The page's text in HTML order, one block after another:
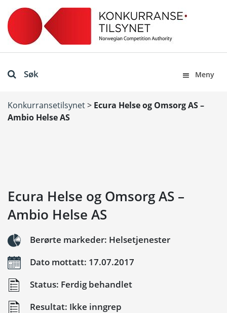
Søk Meny
Konkurransetilsynet> Ecura Helse og Omsorg AS –
Ambio Helse AS
Ecura Helse og Omsorg AS –
Ambio Helse AS
Berørte markeder: Helsetjenester
Dato mottatt: 17.07.2017
Status: Ferdig behandlet
Resultat: Ikke inngrep